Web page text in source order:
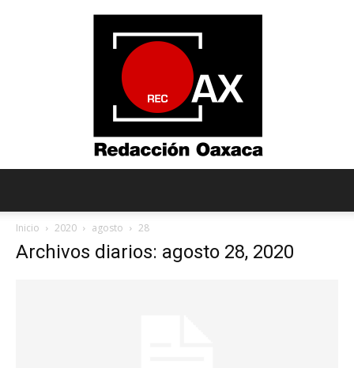
Inicio 2020 agosto 28
Archivos diarios: agosto 28, 2020